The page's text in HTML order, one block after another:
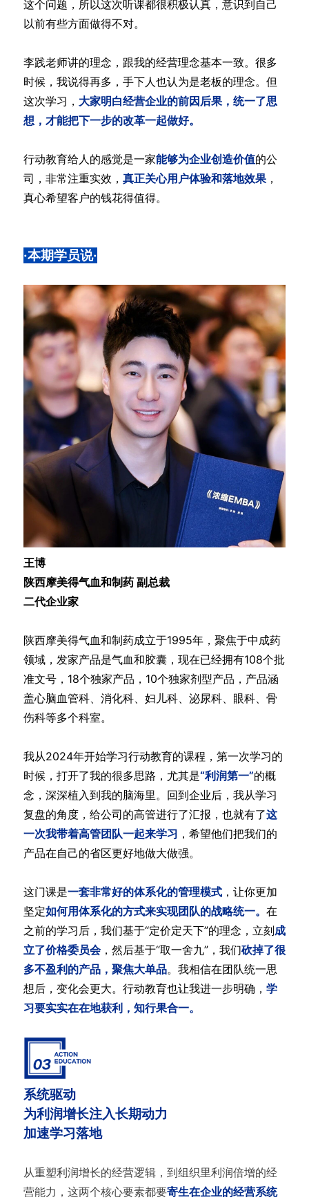
这个问题，所以这次听课都很积极认真，意识到自己
以前有些方面做得不对。
李践老师讲的理念，跟我的经营理念基本一致。很多
时候，我说得再多，手下人也认为是老板的理念。但
这次学习， 大家明白经营企业的前因后果，统一了思
想，才能把下一步的改革一起做好。
行动教育给人的感觉是一家能够为企业创造价值的公
司，非常注重实效， 真正关心用户体验和落地效果，
真心希望客户的钱花得值得。
·本期学员说·
王博
陕西摩美得气血和制药 副总裁
二代企业家
陕西摩美得气血和制药成立于1995年，聚焦于中成药
领域，发家产品是气血和胶囊，现在已经拥有108个批
准文号，18个独家产品，10个独家剂型产品，产品涵
盖心脑血管科、消化科、妇儿科、泌尿科、眼科、骨
伤科等多个科室。
我从2024年开始学习行动教育的课程，第一次学习的
时候，打开了我的很多思路，尤其是“利润第一”的概
念，深深植入到我的脑海里。回到企业后，我从学习
复盘的角度，给公司的高管进行了汇报，也就有了这
一次我带着高管团队一起来学习 ，希望他们把我们的
产品在自己的省区更好地做大做强。
这门课是一套非常好的体系化的管理模式，让你更加
坚定如何用体系化的方式来实现团队的战略统一。 在
之前的学习后，我们基于“定价定天下”的理念，立刻成
立了价格委员会，然后基于“取一舍九”，我们砍掉了很
多不盈利的产品，聚焦大单品。我相信在团队统一思
想后，变化会更大。行动教育也让我进一步明确， 学
习要实实在在地获利，知行果合一。
系统驱动
为利润增长注入长期动力
加速学习落地
从重塑利润增长的经营逻辑，到组织里利润倍增的经
营能力，这两个核心要素都要寄生在企业的经营系统